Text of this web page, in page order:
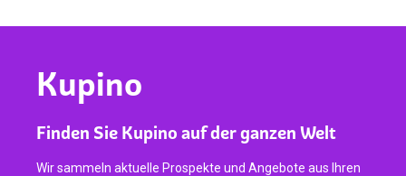
Kupino
Finden Sie Kupino auf der ganzen Welt
Wir sammeln aktuelle Prospekte und Angebote aus Ihren